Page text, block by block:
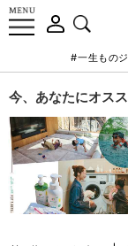
#一生もの
今、あなたにオスス